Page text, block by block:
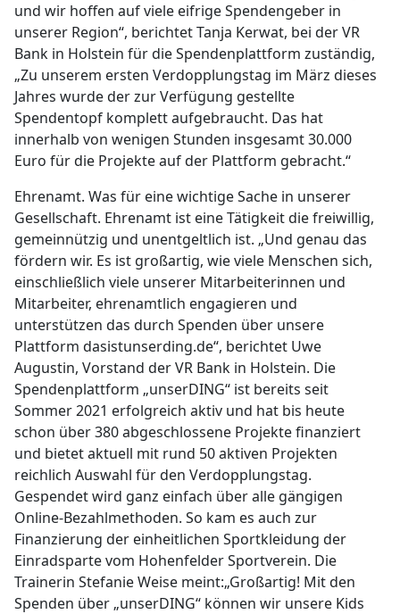
und wir hoffen auf viele eifrige Spendengeber in
unserer Region“, berichtet Tanja Kerwat, bei der VR
Bank in Holstein für die Spendenplattform zuständig,
„Zu unserem ersten Verdopplungstag im März dieses
Jahres wurde der zur Verfügung gestellte
Spendentopf komplett aufgebraucht. Das hat
innerhalb von wenigen Stunden insgesamt 30.000
Euro für die Projekte auf der Plattform gebracht.“
Ehrenamt. Was für eine wichtige Sache in unserer
Gesellschaft. Ehrenamt ist eine Tätigkeit die freiwillig,
gemeinnützig und unentgeltlich ist. „Und genau das
fördern wir. Es ist großartig, wie viele Menschen sich,
einschließlich viele unserer Mitarbeiterinnen und
Mitarbeiter, ehrenamtlich engagieren und
unterstützen das durch Spenden über unsere
Plattform dasistunserding.de“, berichtet Uwe
Augustin, Vorstand der VR Bank in Holstein. Die
Spendenplattform „unserDING“ ist bereits seit
Sommer 2021 erfolgreich aktiv und hat bis heute
schon über 380 abgeschlossene Projekte finanziert
und bietet aktuell mit rund 50 aktiven Projekten
reichlich Auswahl für den Verdopplungstag.
Gespendet wird ganz einfach über alle gängigen
Online-Bezahlmethoden. So kam es auch zur
Finanzierung der einheitlichen Sportkleidung der
Einradsparte vom Hohenfelder Sportverein. Die
Trainerin Stefanie Weise meint:„Großartig! Mit den
Spenden über „unserDING“ können wir unsere Kids